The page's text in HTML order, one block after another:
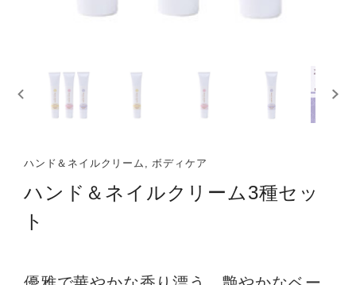
ハンド＆ネイルクリーム, ボディケア
ハンド＆ネイルクリーム3種セッ
ト